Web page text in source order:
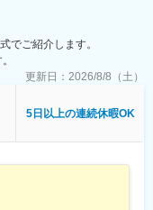
五島町駅、二本木口駅、
でご紹介します。
更新日： 2026/8/8（土）
5日以上の連続休暇OK